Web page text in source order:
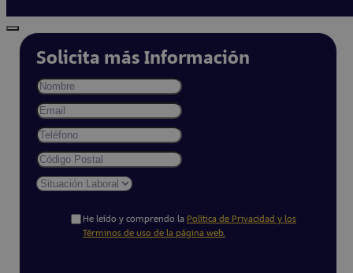
Solicita más Información
He leído y comprendo la Política de Privacidad y los
Términos de uso de la página web.